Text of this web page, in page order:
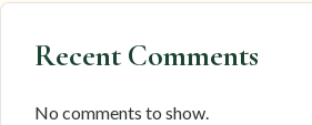
Recent Comments
No comments to show.